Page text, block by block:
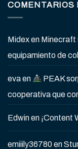
COMENTARIOS
Midexen Minecraft
equipamiento de
evaen
PEAK
cooperativa que
Edwinen ¡Content
emiiily36780en